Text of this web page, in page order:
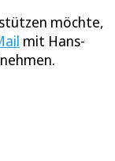
möchte,
mit Hans-